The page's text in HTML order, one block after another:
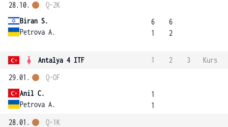
28.10.
Biran S.
Petrova A.
Q-2K
6
1
6
2
Antalya 4 ITF 1 2 3
Kurs
29.01.
Anil C.
Petrova A.
Q-OF
1
1
28.01.
Q-1K